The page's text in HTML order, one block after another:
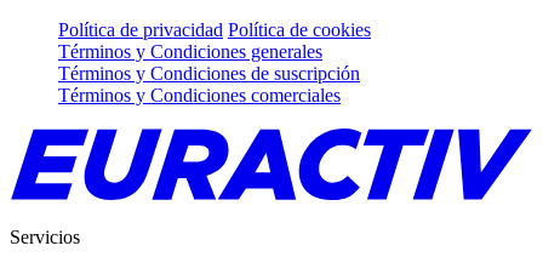
Política de privacidad Política de cookies
Términos y Condiciones generales
Términos y Condiciones de suscripción
Términos y Condiciones comerciales
Servicios